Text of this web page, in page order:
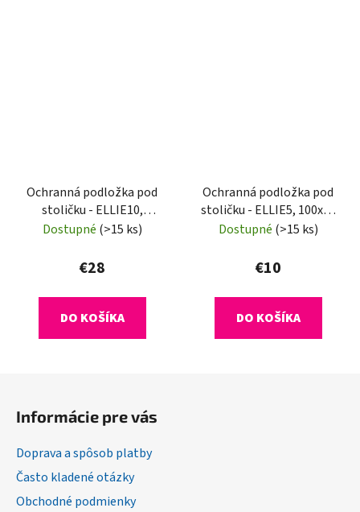
Ochranná podložka pod
stoličku - ELLIE10,
120x90 cm, 1,8 mm
Dostupné (>15 ks)
€28
DO KOŠÍKA
Ochranná podložka pod
stoličku - ELLIE5, 100x50
cm, 0,8 mm
Dostupné (>15 ks)
€10
DO KOŠÍKA
Informácie pre vás
Doprava a spôsob platby
Často kladené otázky
Obchodné podmienky